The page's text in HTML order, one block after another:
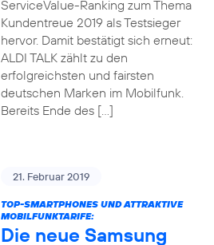
ServiceValue-Ranking zum Thema
Kundentreue 2019 als Testsieger
hervor. Damit bestätigt sich erneut:
ALDI TALK zählt zu den
erfolgreichsten und fairsten
deutschen Marken im Mobilfunk.
Bereits Ende des […]
21. Februar 2019
TOP-SMARTPHONES UND ATTRAKTIVE
MOBILFUNKTARIFE:
Die neue Samsung